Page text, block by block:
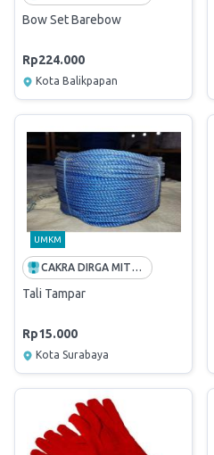
Bow Set Barebow
Rp224.000
Kota Balikpapan
UMKM
CAKRA DIRGA MITRA ABADI
Tali Tampar
Rp15.000
Kota Surabaya